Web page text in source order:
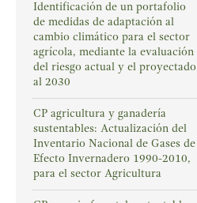
Identificación de un portafolio
de medidas de adaptación al
cambio climático para el sector
agrícola, mediante la evaluación
del riesgo actual y el proyectado
al 2030
CP agricultura y ganadería
sustentables: Actualización del
Inventario Nacional de Gases de
Efecto Invernadero 1990-2010,
para el sector Agricultura